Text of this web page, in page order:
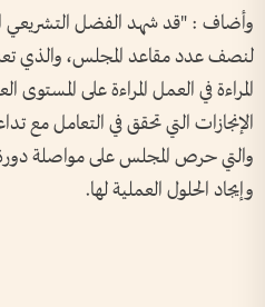
وأضاف : "قد شهد الفضل التشريعي
لنصف عدد مقاعد المجلس، والذي تعززت
المراءة في العمل المراءة على المستوى
الإنجازات التي تحقق في التعامل مع
والتي حرص المجلس على مواصلة دورة
وإيجاد الحلول العملية لها.